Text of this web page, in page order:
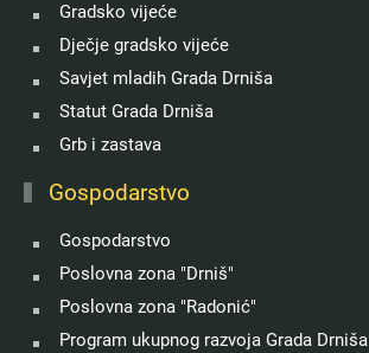
Gradsko vijeće
Dječje gradsko vijeće
Savjet mladih Grada Drniša
Statut Grada Drniša
Grb i zastava
Gospodarstvo
Gospodarstvo
Poslovna zona "Drniš"
Poslovna zona "Radonić"
Program ukupnog razvoja Grada Drniša